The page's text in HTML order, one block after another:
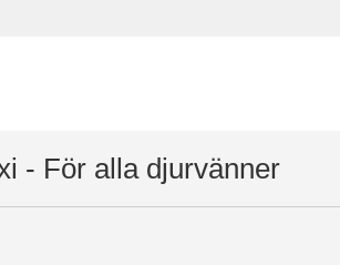
- För alla djurvänner